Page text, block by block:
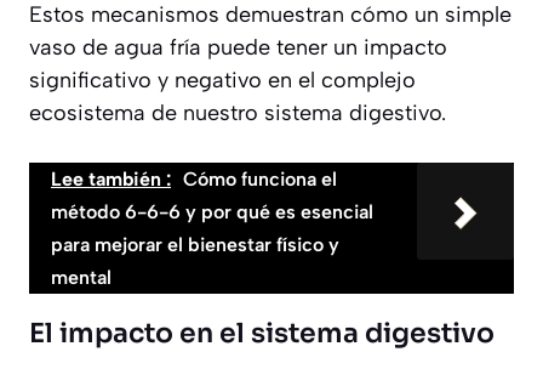
Estos mecanismos demuestran cómo un simple
vaso de agua fría puede tener un impacto
significativo y negativo en el complejo
ecosistema de nuestro sistema digestivo.
Lee también : Cómo funciona el
método 6-6-6 y por qué es esencial
para mejorar el bienestar físico y
mental
El impacto en el sistema digestivo